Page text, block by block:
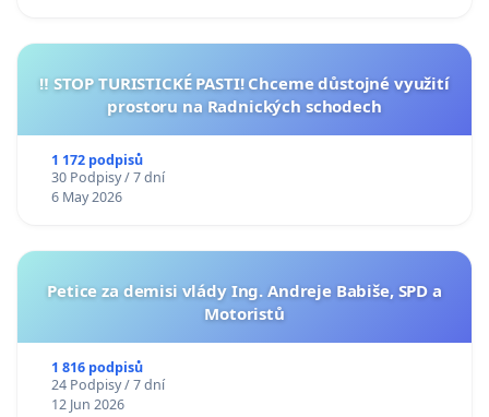
‼️ STOP TURISTICKÉ PASTI! Chceme důstojné využití
prostoru na Radnických schodech
1 172 podpisů
30 Podpisy / 7 dní
6 May 2026
Petice za demisi vlády Ing. Andreje Babiše, SPD a
Motoristů
1 816 podpisů
24 Podpisy / 7 dní
12 Jun 2026